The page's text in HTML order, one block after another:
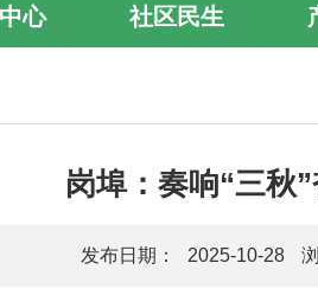
心 社区民生
岗埠：奏响“三秋
发布日期： 2025-10-28